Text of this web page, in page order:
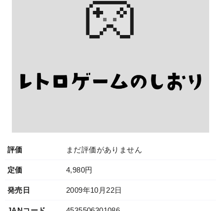
評価 まだ評価がありません
定価 4,980円
発売日 2009年10月22日